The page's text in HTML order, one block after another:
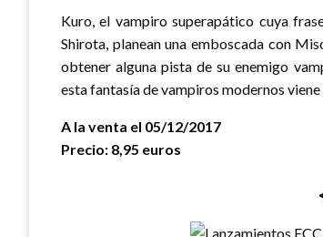
Kuro, el vampiro superapático cuya
Shirota, planean una emboscada con
obtener alguna pista de su enemigo
esta fantasía de vampiros modernos
A la venta el 05/12/2017
Precio: 8,95 euros